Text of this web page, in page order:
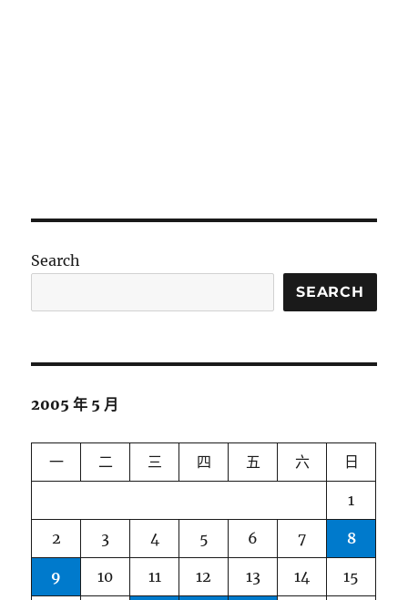
Search
SEARCH
2005 年 5 月
一 二 三 四 五 六 日
1
2 3 4 5 6 7 8
9 10 11 12 13 14 15